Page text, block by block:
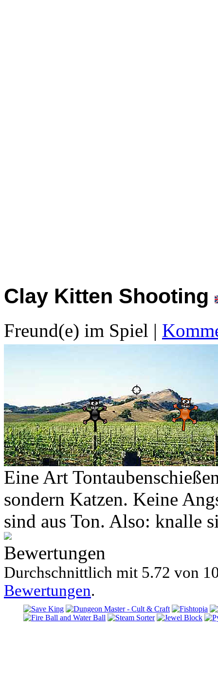
Clay Kitten Shooting
Freund(e) im Spiel |
Eine Art
sondern Katzen. Keine
sind aus Ton. Also: knalle
Bewertungen
Durchschnittlich mit 5.72 von
Bewertungen.